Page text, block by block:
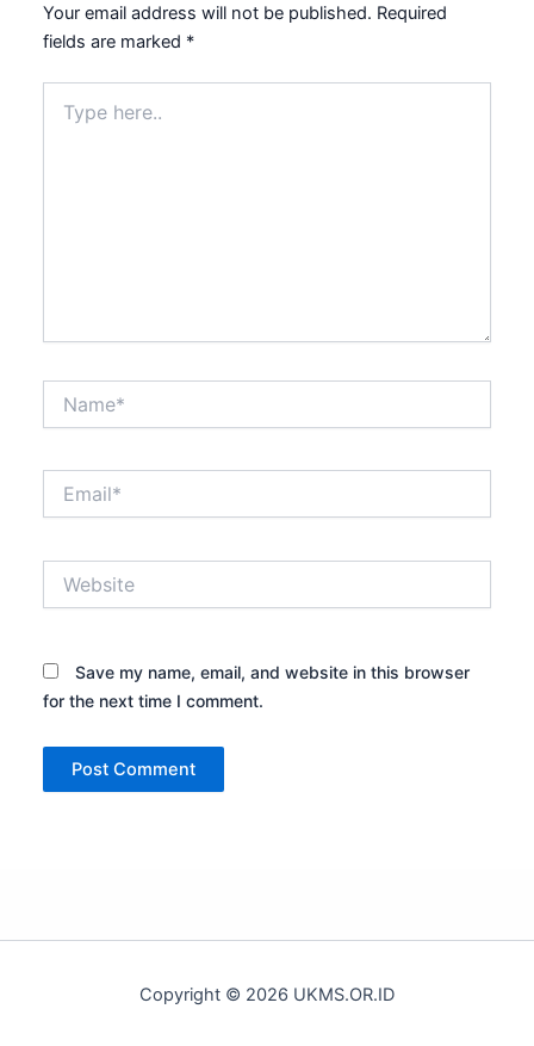
Your email address will not be published. Required
fields are marked *
here..
Save my name, email, and website in this browser
for the next time I comment.
Copyright © 2026 UKMS.OR.ID